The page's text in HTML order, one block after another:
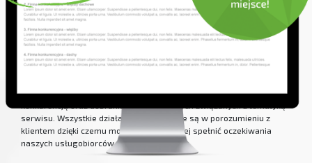
Usługa pozycjonowania skierowana jest do osób nastawionych na
długofalowy sukces w wyszukiwarce Google.pl. Proces jest
czasochłonny i trwa od kilku tygodni do nawet kilku miesięcy, ale
efekt również utrzymuje się bardzo długo, nawet po zakończeniu
analizy strony www, sprawdzeniu potencjału, porównaniu z
serwisu. Wszystkie działania wykonywane są w porozumieniu z
klientem dzięki czemu możemy jak najlepiej spełnić oczekiwania
naszych usługobiorców.